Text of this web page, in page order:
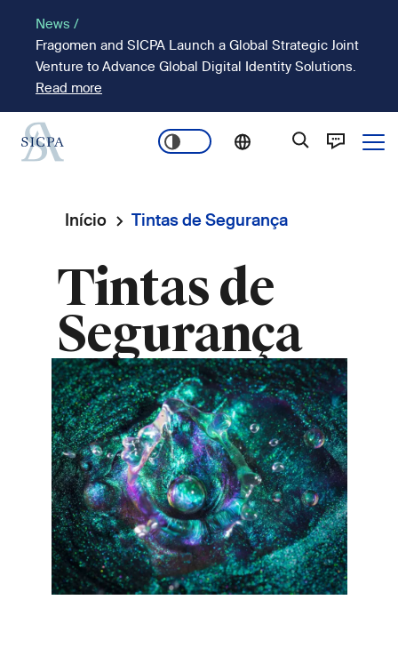
conteúdo
principal
News /
Fragomen and SICPA Launch a Global Strategic Joint
Venture to Advance Global Digital Identity Solutions.
Read more
Main
navigation
Navegação
estrutural
Início Tintas de Segurança
Tintas de
Segurança
Imagem